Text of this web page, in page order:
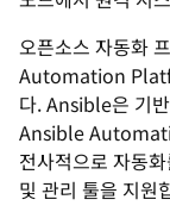
오픈소스 자동화
Automation
다. Ansible은 기
Ansible
전사적으로 자동
및 관리 툴을 지원